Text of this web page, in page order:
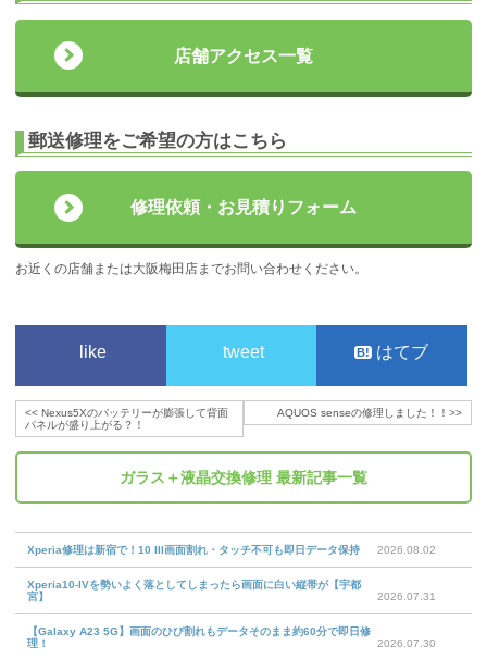
店舗アクセス一覧
郵送修理をご希望の方はこちら
修理依頼・お見積りフォーム
お近くの店舗または大阪梅田店までお問い合わせください。
like tweet はてブ
<<Nexus5Xのバッテリーが膨張して背面
パネルが盛り上がる？！
AQUOS senseの修理しました！！ >>
ガラス＋液晶交換修理 最新記事一覧
Xperia修理は新宿で！10 III画面割れ・タッチ不可も即日データ保持 2026.08.02
Xperia10-IVを勢いよく落としてしまったら画面に白い縦帯が【宇都
宮】
2026.07.31
【Galaxy A23 5G】画面のひび割れもデータそのまま約60分で即日修
理！
2026.07.30